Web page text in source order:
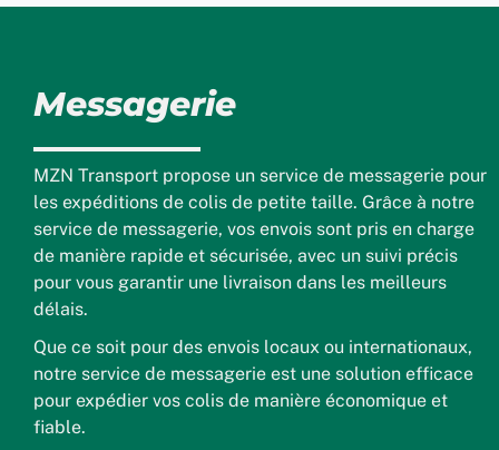
Messagerie
MZN Transport propose un service de messagerie pour
les expéditions de colis de petite taille. Grâce à notre
service de messagerie, vos envois sont pris en charge
de manière rapide et sécurisée, avec un suivi précis
pour vous garantir une livraison dans les meilleurs
délais.
Que ce soit pour des envois locaux ou internationaux,
notre service de messagerie est une solution efficace
pour expédier vos colis de manière économique et
fiable.